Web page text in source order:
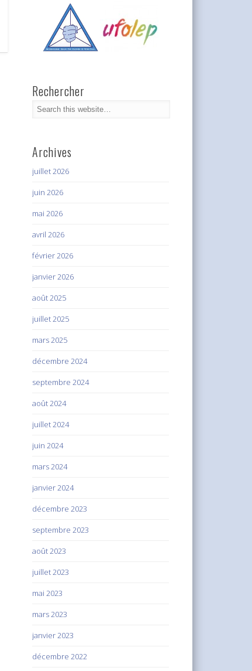
Rechercher
Archives
juillet 2026
juin 2026
mai 2026
avril 2026
février 2026
janvier 2026
août 2025
juillet 2025
mars 2025
décembre 2024
septembre 2024
août 2024
juillet 2024
juin 2024
mars 2024
janvier 2024
décembre 2023
septembre 2023
août 2023
juillet 2023
mai 2023
mars 2023
janvier 2023
décembre 2022